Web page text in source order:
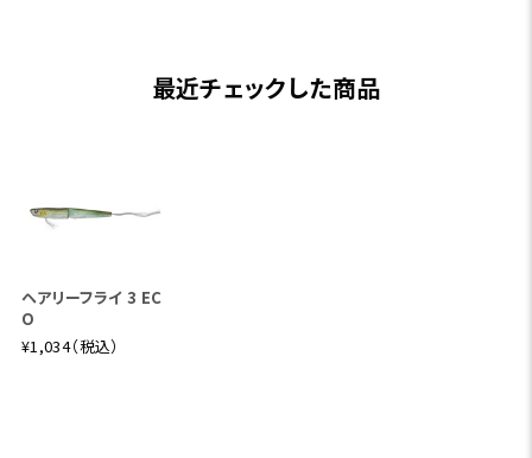
最近チェックした商品
ヘアリーフライ 3 EC
O
¥1,034（税込）